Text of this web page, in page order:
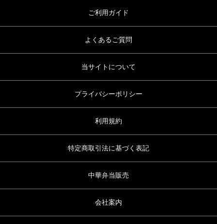
ご利用ガイド
よくあるご質問
当サイトについて
プライバシーポリシー
利用規約
特定商取引法に基づく表記
中華弁当販売
会社案内